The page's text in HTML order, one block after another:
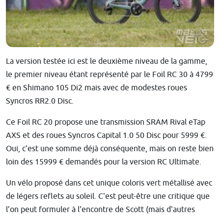
La version testée ici est le deuxième niveau de la gamme,
le premier niveau étant représenté par le Foil RC 30 à 4799
€ en Shimano 105 Di2 mais avec de modestes roues
Syncros RR2.0 Disc.
Ce Foil RC 20 propose une transmission SRAM Rival eTap
AXS et des roues Syncros Capital 1.0 50 Disc pour 5999 €.
Oui, c'est une somme déjà conséquente, mais on reste bien
loin des 15999 € demandés pour la version RC Ultimate.
Un vélo proposé dans cet unique coloris vert métallisé avec
de légers reflets au soleil. C'est peut-être une critique que
l'on peut formuler à l'encontre de Scott (mais d'autres